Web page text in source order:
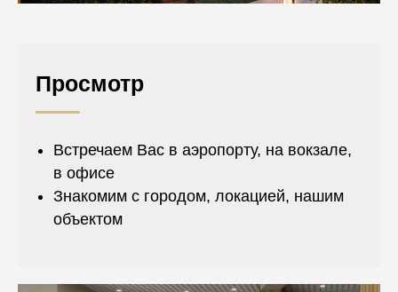
Просмотр
Встречаем Вас в аэропорту, на вокзале,
в офисе
Знакомим с городом, локацией, нашим
объектом